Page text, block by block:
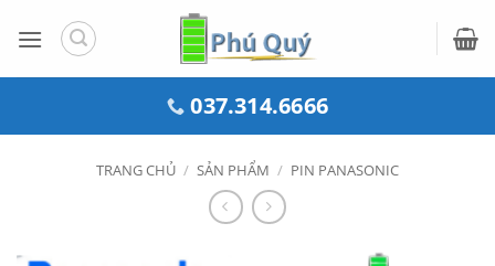
qua
037.314.6666
TRANG CHỦ / SẢN PHẨM / PIN PANASONIC